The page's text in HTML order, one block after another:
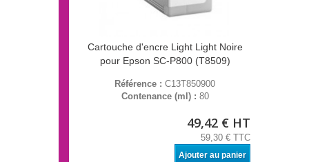
Cartouche d'encre Light Light Noire
pour Epson SC-P800 (T8509)
Référence : C13T850900
Contenance (ml) : 80
49,42 € HT
59,30 € TTC
Ajouter au panier